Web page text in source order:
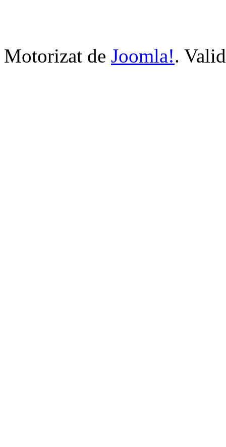
Motorizat de Joomla!.